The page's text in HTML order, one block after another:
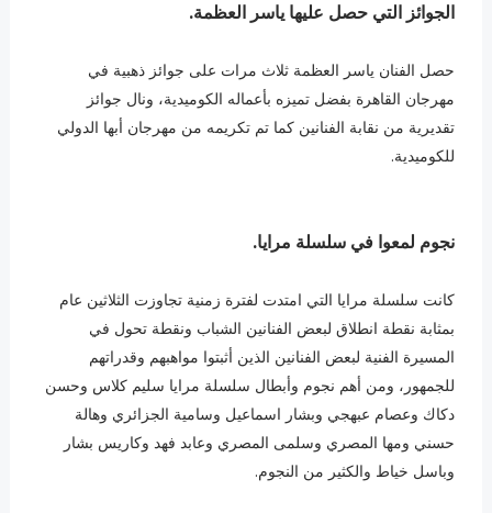
الجوائز التي حصل عليها ياسر العظمة.
حصل الفنان ياسر العظمة ثلاث مرات على جوائز ذهبية في
مهرجان القاهرة بفضل تميزه بأعماله الكوميدية، ونال جوائز
تقديرية من نقابة الفنانين كما تم تكريمه من مهرجان أبها الدولي
للكوميدية.
نجوم لمعوا في سلسلة مرايا.
كانت سلسلة مرايا التي امتدت لفترة زمنية تجاوزت الثلاثين عام
بمثابة نقطة انطلاق لبعض الفنانين الشباب ونقطة تحول في
المسيرة الفنية لبعض الفنانين الذين أثبتوا مواهبهم وقدراتهم
للجمهور، ومن أهم نجوم وأبطال سلسلة مرايا سليم كلاس وحسن
دكاك وعصام عبهجي وبشار اسماعيل وسامية الجزائري وهالة
حسني ومها المصري وسلمى المصري وعابد فهد وكاريس بشار
وباسل خياط والكثير من النجوم.